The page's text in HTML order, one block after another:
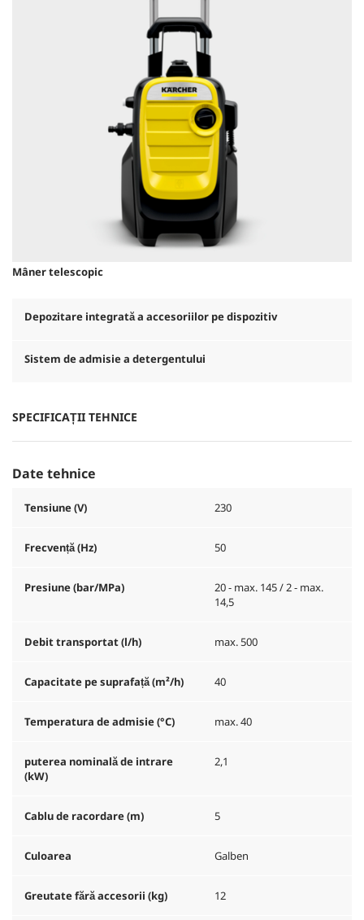
Mâner telescopic
Depozitare integrată a accesoriilor pe dispozitiv
Sistem de admisie a detergentului
SPECIFICAȚII TEHNICE
Date tehnice
Tensiune (V) 230
Frecvență (Hz) 50
Presiune (bar/MPa)
20 - max. 145 / 2 - max.
14,5
Debit transportat (l/h) max. 500
Capacitate pe suprafață (m²/h) 40
Temperatura de admisie (°C) max. 40
puterea nominală de intrare
(kW)
2,1
Cablu de racordare (m) 5
Culoarea Galben
Greutate fără accesorii (kg) 12